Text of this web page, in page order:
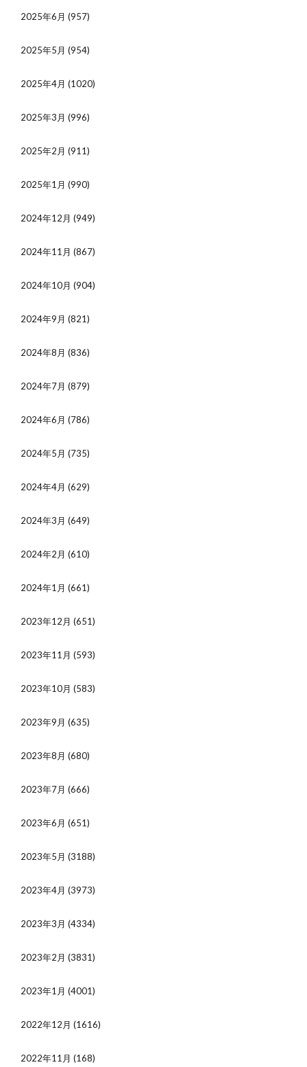
2025年6月 (957)
2025年5月 (954)
2025年4月 (1020)
2025年3月 (996)
2025年2月 (911)
2025年1月 (990)
2024年12月 (949)
2024年11月 (867)
2024年10月 (904)
2024年9月 (821)
2024年8月 (836)
2024年7月 (879)
2024年6月 (786)
2024年5月 (735)
2024年4月 (629)
2024年3月 (649)
2024年2月 (610)
2024年1月 (661)
2023年12月 (651)
2023年11月 (593)
2023年10月 (583)
2023年9月 (635)
2023年8月 (680)
2023年7月 (666)
2023年6月 (651)
2023年5月 (3188)
2023年4月 (3973)
2023年3月 (4334)
2023年2月 (3831)
2023年1月 (4001)
2022年12月 (1616)
2022年11月 (168)